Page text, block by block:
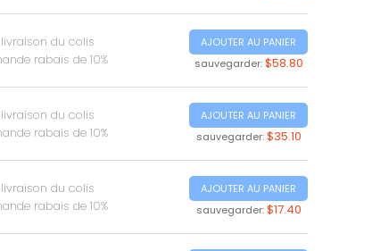
du colis
rabais de 10%
AJOUTER AU PANIER
sauvegarder: $58.80
du colis
rabais de 10%
AJOUTER AU PANIER
sauvegarder: $35.10
du colis
rabais de 10%
AJOUTER AU PANIER
sauvegarder: $17.40